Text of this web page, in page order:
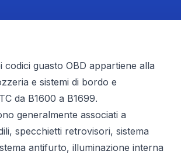
codici guasto OBD appartiene alla
e sistemi di bordo e
da B1600 a B1699.
generalmente associati a
specchietti retrovisori, sistema
antifurto, illuminazione interna